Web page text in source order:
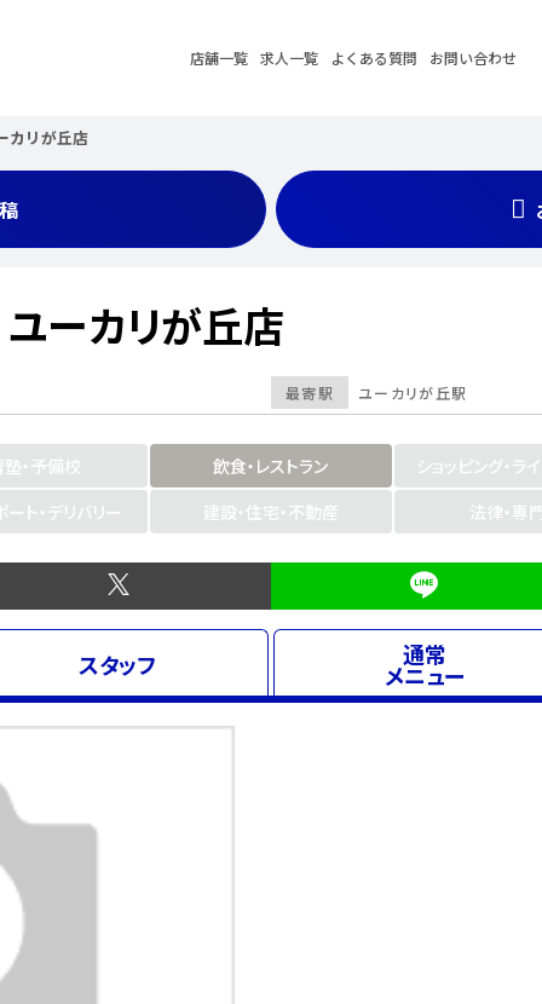
店舗一覧 求人一覧 よくある質問 お問い合わせ
カリが丘店
ーカリが丘店
最寄駅 ユーカリが丘駅
・予備校 飲食・レストラン
ショッピング・ラ
ト・デリバリー
建設・住宅・不動産 法律・専
スタッフ 通常
メニュー